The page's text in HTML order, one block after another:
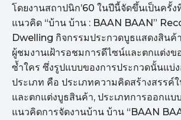
โดยงานสถาปนิก’60 ในปีนี้จัดขึ้นเป็นครั้ง
แนวคิด “บ้าน บ้าน : BAAN BAAN”
Dwelling กิจกรรมประกวดบูธแสดงสินค้
ผู้ชมงานเฝ้ารอชมการดีไซน์และตกแต่งข
ซ้ำใคร ซึ่งรูปแบบของการประกวดนั้นแบ่
ประเภท คือ ประเภทความคิดสร้างสรรค์
และตกแต่งบูธสินค้า, ประเภทการออกแบ
แนวคิดการจัดงานบ้าน บ้าน “BAAN